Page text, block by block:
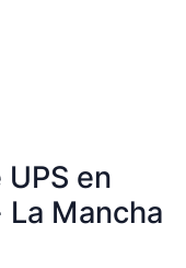
en
Mancha